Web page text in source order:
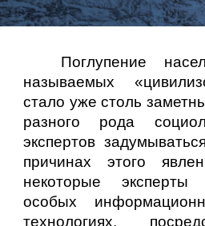
Поглупение
называемых
стало уже столь
разного рода
экспертов
причинах этого
некоторые
особых
технологиях,